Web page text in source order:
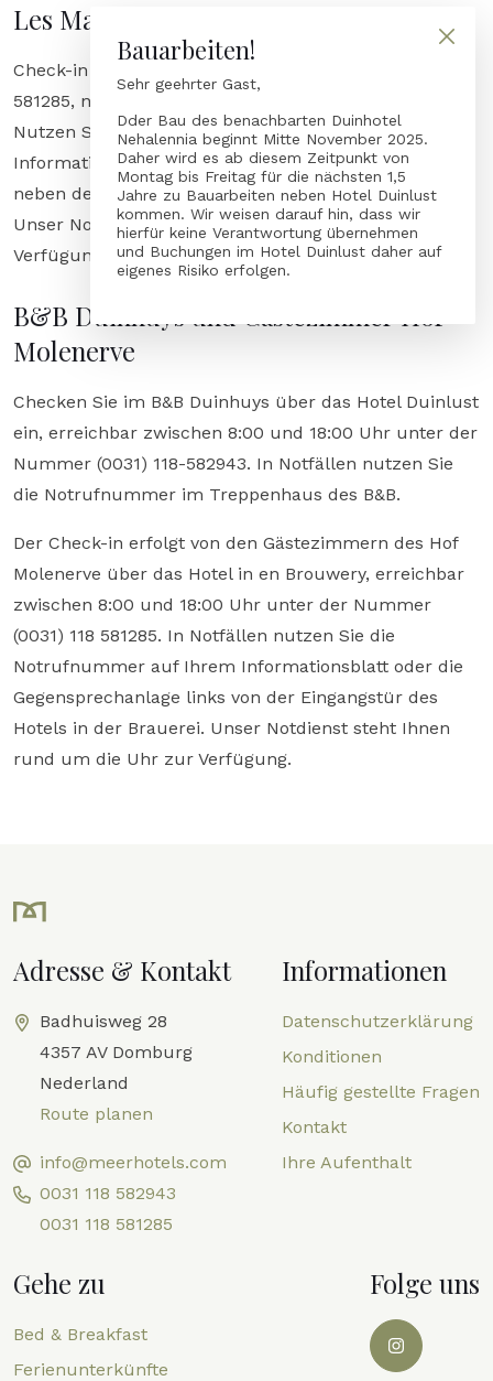
Bauarbeiten!
Sehr geehrter Gast,
Dder Bau des benachbarten Duinhotel
Nehalennia beginnt Mitte November 2025.
Daher wird es ab diesem Zeitpunkt von
Montag bis Freitag für die nächsten 1,5
Jahre zu Bauarbeiten neben Hotel Duinlust
kommen. Wir weisen darauf hin, dass wir
hierfür keine Verantwortung übernehmen
und Buchungen im Hotel Duinlust daher auf
eigenes Risiko erfolgen.
Les Maisons Ferienhäuser
Check-in über Hotel In den Brouwery, Tel. (0031) 118-
581285, nur zwischen 8:00 und 18:00 Uhr möglich.
Nutzen Sie in Notfällen die Notrufnummer auf Ihrem
Informationsblatt oder die Gegensprechanlage links
neben der Eingangstür des Hotels In den Brouwery.
Unser Notdienst steht Ihnen rund um die Uhr zur
Verfügung.
B&B Duinhuys und Gästezimmer Hof
Molenerve
Checken Sie im B&B Duinhuys über das Hotel Duinlust
ein, erreichbar zwischen 8:00 und 18:00 Uhr unter der
Nummer (0031) 118-582943. In Notfällen nutzen Sie
die Notrufnummer im Treppenhaus des B&B.
Der Check-in erfolgt von den Gästezimmern des Hof
Molenerve über das Hotel in en Brouwery, erreichbar
zwischen 8:00 und 18:00 Uhr unter der Nummer
(0031) 118 581285. In Notfällen nutzen Sie die
Notrufnummer auf Ihrem Informationsblatt oder die
Gegensprechanlage links von der Eingangstür des
Hotels in der Brauerei. Unser Notdienst steht Ihnen
rund um die Uhr zur Verfügung.
Adresse & Kontakt
Badhuisweg 28
4357 AV Domburg
Nederland
Route planen
info@meerhotels.com
0031 118 582943
0031 118 581285
Informationen
Datenschutzerklärung
Konditionen
Häufig gestellte Fragen
Kontakt
Ihre Aufenthalt
Gehe zu
Bed & Breakfast
Ferienunterkünfte
Folge uns